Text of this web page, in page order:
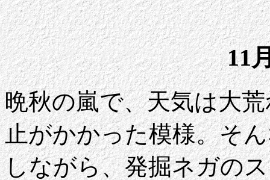
11
晩秋の嵐で、天気は大
止がかかった模様。そ
しながら、発掘ネガの